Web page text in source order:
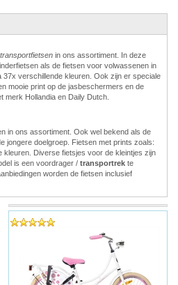
in ons assortiment. In deze
als de fietsen voor volwassenen in
verschillende kleuren. Ook zijn er speciale
mooie print op de jasbeschermers en de
merk Hollandia en Daily Dutch.
in ons assortiment. Ook wel bekend als de
jongere doelgroep. Fietsen met prints zoals:
kleuren. Diverse fietsjes voor de kleintjes zijn
is een voordrager / transportrek te
worden de fietsen inclusief